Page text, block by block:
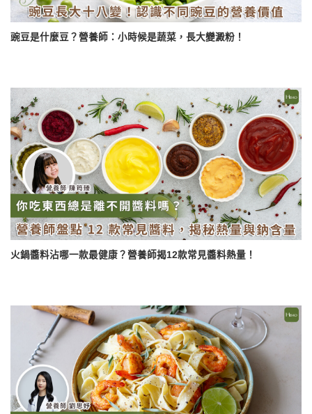
豌豆是什麼豆？營養師：小時候是蔬菜，長大變澱粉！
火鍋醬料沾哪一款最健康？營養師揭12款常見醬料熱量！